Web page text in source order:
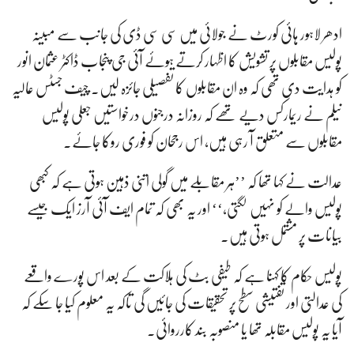
ادھر لاہور ہائی کورٹ نے جولائی میں سی سی ڈی کی جانب سے مبینہ
پولیس مقابلوں پر تشویش کا اظہار کرتے ہوئے آئی جی پنجاب ڈاکٹر عثمان انور
کو ہدایت دی تھی کہ وہ ان مقابلوں کا تفصیلی جائزہ لیں۔ چیف جسٹس عالیہ
نیلم نے ریمارکس دیے تھے کہ روزانہ درجنوں درخواستیں جعلی پولیس
مقابلوں سے متعلق آ رہی ہیں، اس رجحان کو فوری روکا جائے۔
عدالت نے کہا تھا کہ ’’ہر مقابلے میں گولی اتنی ذہین ہوتی ہے کہ کبھی
پولیس والے کو نہیں لگتی،‘‘ اور یہ بھی کہ تمام ایف آئی آرز ایک جیسے
بیانات پر مشتمل ہوتی ہیں۔
پولیس حکام کا کہنا ہے کہ طیفی بٹ کی ہلاکت کے بعد اس پورے واقعے
کی عدالتی اور تفتیشی سطح پر تحقیقات کی جائیں گی تاکہ یہ معلوم کیا جا سکے کہ
آیا یہ پولیس مقابلہ تھا یا منصوبہ بند کارروائی۔